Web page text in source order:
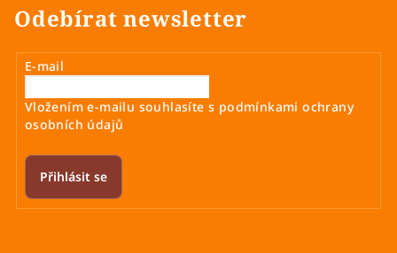
Odebírat newsletter
E-mail
Vložením e-mailu souhlasíte s podmínkami ochrany
osobních údajů
Přihlásit se